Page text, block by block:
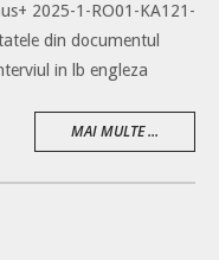
2025-1-RO01-KA121-
din documentul
in lb engleza
MAI MULTE ...